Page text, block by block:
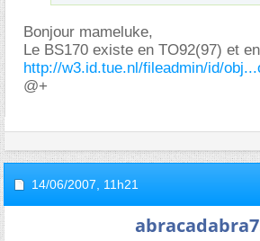
Bonjour mameluke,
Le BS170 existe en TO92(97) et
http://w3.id.tue.nl/fileadmin/id/
@+
14/06/2007, 11h21